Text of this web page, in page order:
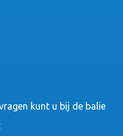
kunt u bij de balie